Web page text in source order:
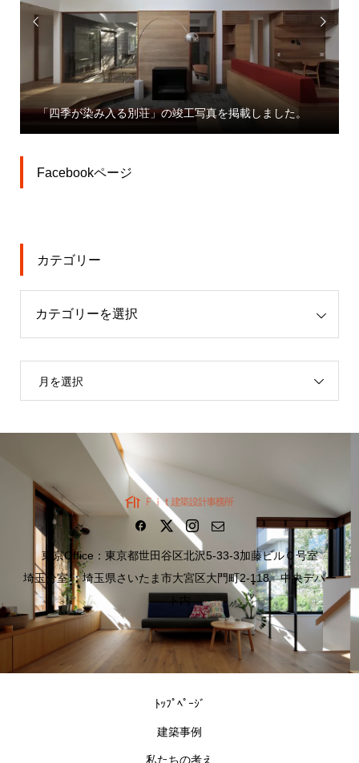

季が染み入る別荘」の竣工写真を掲載しました。
「大宮

Facebookページ
カテゴリー
月を選択
東京Office：東京都世田谷区北沢5-33-3加藤ビルＣ号室
埼玉分室 ：埼玉県さいたま市大宮区大門町2-118 中央デパー
ト内
ﾄｯﾌﾟﾍﾟｰｼﾞ
建築事例
私たちの考え